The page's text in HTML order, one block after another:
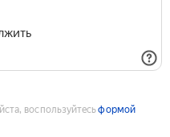
воспользуйтесьформой